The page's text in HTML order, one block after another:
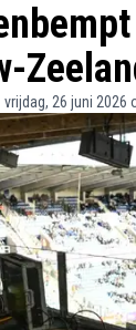
vrijdag, 26 juni 2026